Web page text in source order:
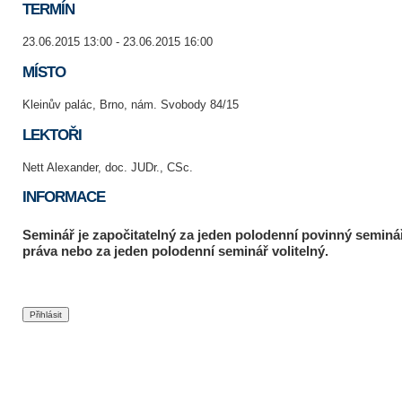
TERMÍN
23.06.2015 13:00 - 23.06.2015 16:00
MÍSTO
Kleinův palác, Brno, nám. Svobody 84/15
LEKTOŘI
Nett Alexander, doc. JUDr., CSc.
INFORMACE
Seminář je započitatelný za jeden polodenní povinný
práva nebo za jeden polodenní seminář volitelný.